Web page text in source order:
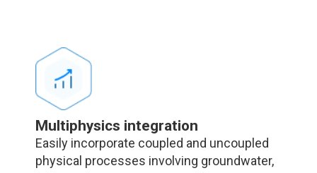
Multiphysics integration
Easily incorporate coupled and uncoupled
physical processes involving groundwater,